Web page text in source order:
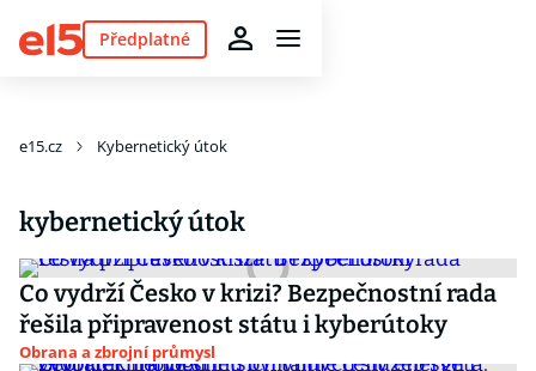
Předplatné
e15.cz Kybernetický útok
kybernetický útok
Co vydrží Česko v krizi? Bezpečnostní rada
řešila připravenost státu i kyberútoky
Obrana a zbrojní průmysl